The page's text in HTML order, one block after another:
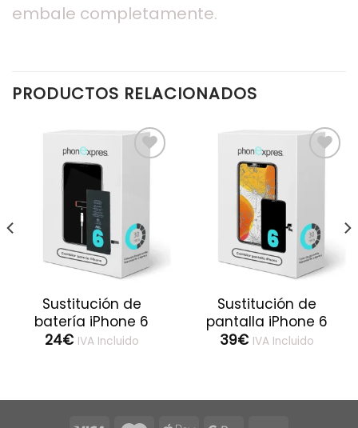
embale completamente.
PRODUCTOS RELACIONADOS
Sustitución de
batería iPhone 6
24€ IVA Incluido
Sustitución de
pantalla iPhone 6
39€ IVA Incluido